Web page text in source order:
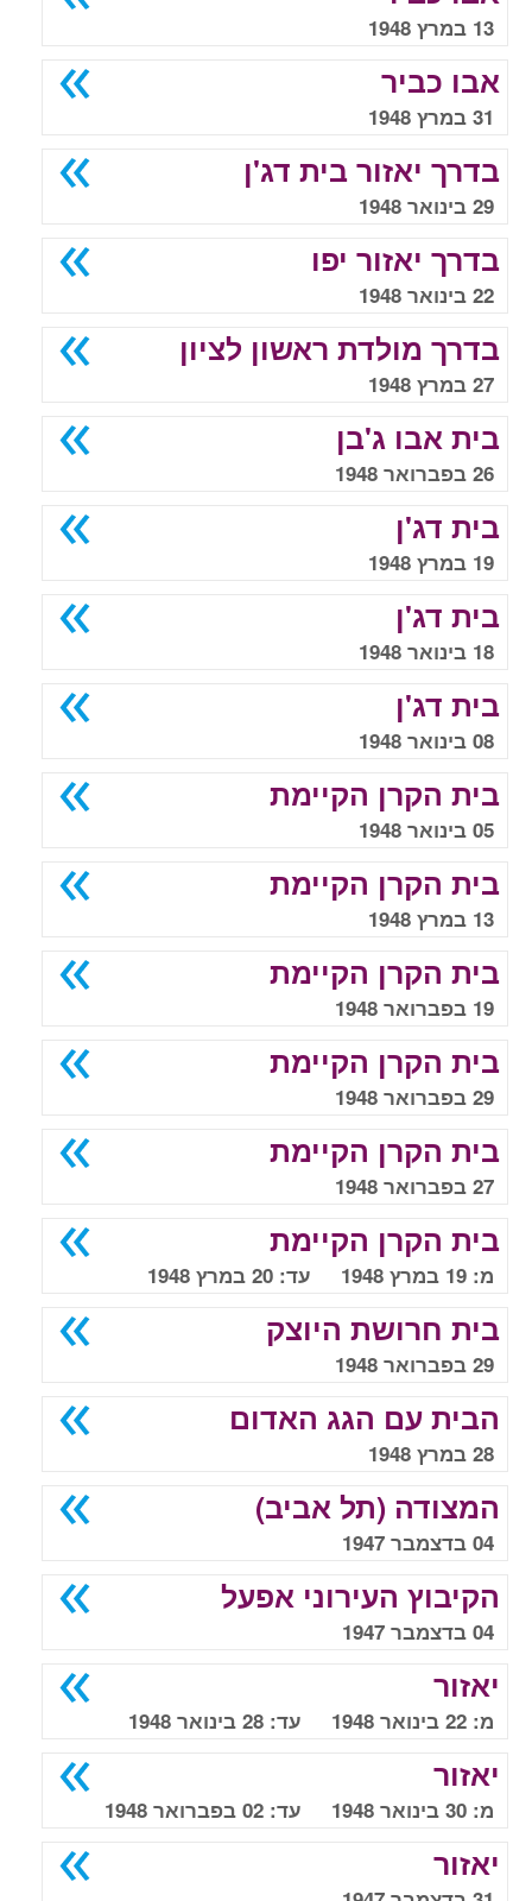
13 במרץ 1948
אבו כביר
31 במרץ 1948
בדרך יאזור בית דג'ן
29 בינואר 1948
בדרך יאזור יפו
22 בינואר 1948
בדרך מולדת ראשון לציון
27 במרץ 1948
בית אבו ג'בן
26 בפברואר 1948
בית דג'ן
19 במרץ 1948
בית דג'ן
18 בינואר 1948
בית דג'ן
08 בינואר 1948
בית הקרן הקיימת
05 בינואר 1948
בית הקרן הקיימת
13 במרץ 1948
בית הקרן הקיימת
19 בפברואר 1948
בית הקרן הקיימת
29 בפברואר 1948
בית הקרן הקיימת
27 בפברואר 1948
בית הקרן הקיימת
מ: 19 במרץ 1948 עד: 20 במרץ 1948
בית חרושת היוצק
29 בפברואר 1948
הבית עם הגג האדום
28 במרץ 1948
המצודה (תל אביב)
04 בדצמבר 1947
הקיבוץ העירוני אפעל
04 בדצמבר 1947
יאזור
מ: 22 בינואר 1948 עד: 28 בינואר 1948
יאזור
מ: 30 בינואר 1948 עד: 02 בפברואר 1948
יאזור